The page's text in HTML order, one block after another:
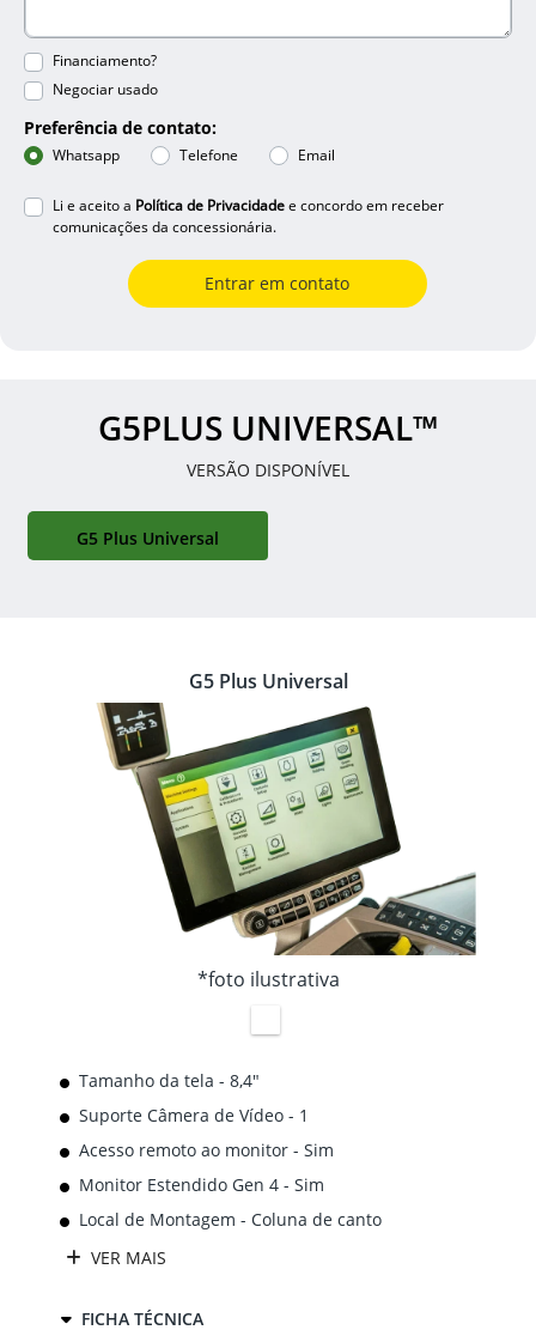
Financiamento?
Negociar usado
Preferência de contato:
Whatsapp Telefone Email
Li e aceito a Política de Privacidadee concordo em receber
comunicações da concessionária.
Entrar em contato
G5PLUS UNIVERSAL™
VERSÃO DISPONÍVEL
G5 Plus Universal
G5 Plus Universal
*foto ilustrativa
Tamanho da tela - 8,4"
Suporte Câmera de Vídeo - 1
Acesso remoto ao monitor - Sim
Monitor Estendido Gen 4 - Sim
Local de Montagem - Coluna de canto
VER MAIS
FICHA TÉCNICA